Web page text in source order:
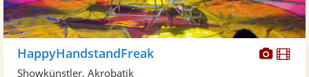
HappyHandstandFreak
Showkünstler, Akrobatik